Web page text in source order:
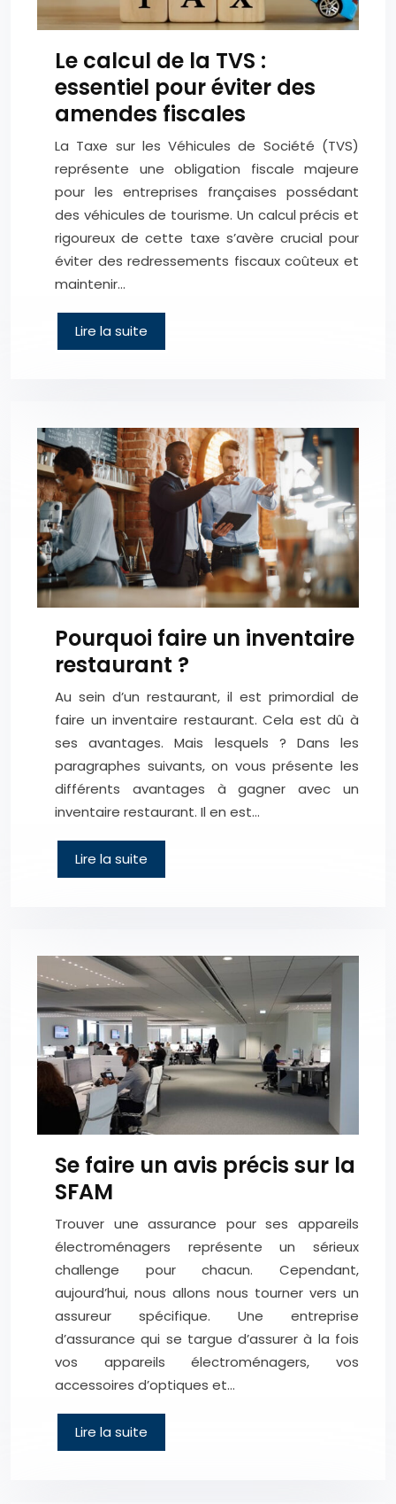
Le calcul de la TVS :
essentiel pour éviter des
amendes fiscales
La Taxe sur les Véhicules de Société (TVS)
représente une obligation fiscale majeure
pour les entreprises françaises possédant
des véhicules de tourisme. Un calcul précis et
rigoureux de cette taxe s’avère crucial pour
éviter des redressements fiscaux coûteux et
maintenir…
Lire la suite
Pourquoi faire un inventaire
restaurant ?
Au sein d’un restaurant, il est primordial de
faire un inventaire restaurant. Cela est dû à
ses avantages. Mais lesquels ? Dans les
paragraphes suivants, on vous présente les
différents avantages à gagner avec un
inventaire restaurant. Il en est…
Lire la suite
Se faire un avis précis sur la
SFAM
Trouver une assurance pour ses appareils
électroménagers représente un sérieux
challenge pour chacun. Cependant,
aujourd’hui, nous allons nous tourner vers un
assureur spécifique. Une entreprise
d’assurance qui se targue d’assurer à la fois
vos appareils électroménagers, vos
accessoires d’optiques et…
Lire la suite